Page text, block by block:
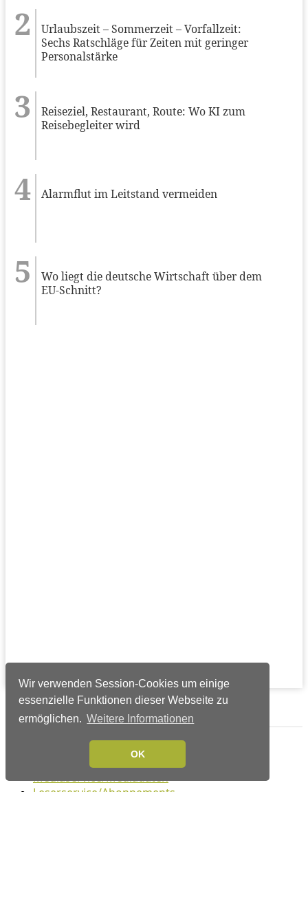
Wir verwenden Session-Cookies um einige
essenzielle Funktionen dieser Webseite zu
ermöglichen. Weitere Informationen
OK
Urlaubszeit – Sommerzeit – Vorfallzeit:
Sechs Ratschläge für Zeiten mit geringer
Personalstärke
Reiseziel, Restaurant, Route: Wo KI zum
Reisebegleiter wird
Alarmflut im Leitstand vermeiden
Wo liegt die deutsche Wirtschaft über dem
EU-Schnitt?
Verlags-Service
Impressum
Datenschutzerklärung
Mediaservice/Mediadaten
Leserservice/Abonnements